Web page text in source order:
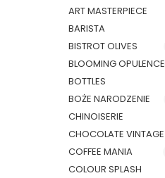
ART MASTERPIECE
BARISTA
BISTROT OLIVES
BLOOMING OPULENCE
BOTTLES
BOŻE NARODZENIE
CHINOISERIE
CHOCOLATE VINTAGE
COFFEE MANIA
COLOUR SPLASH